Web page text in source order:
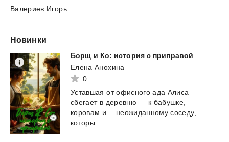
Валериев Игорь
Новинки
Борщ и Ко: история с приправой
Елена Анохина
0
Уставшая от офисного ада Алиса
сбегает в деревню — к бабушке,
коровам и… неожиданному соседу,
которы...